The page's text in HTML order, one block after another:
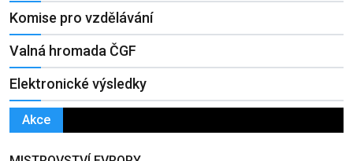
Komise pro vzdělávání
Valná hromada ČGF
Elektronické výsledky
Akce